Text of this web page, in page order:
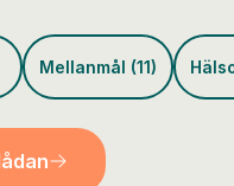
Mellanmål (11)